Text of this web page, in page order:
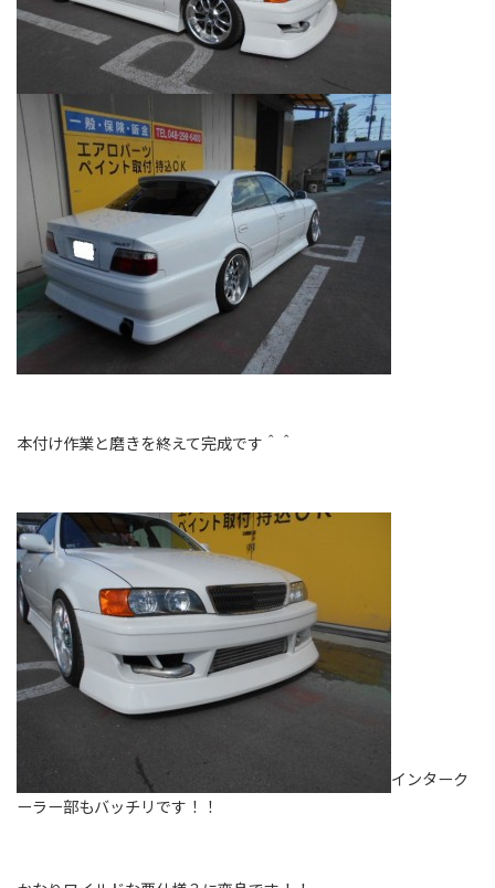
本付け作業と磨きを終えて完成です＾＾
インターク
ーラー部もバッチリです！！